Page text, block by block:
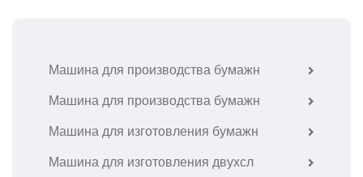
Машина для производства бумажн
Машина для производства бумажн
Машина для изготовления бумажн
Машина для изготовления двухсл